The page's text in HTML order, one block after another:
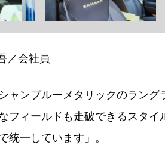
／会社員
ャンブルーメタリックのラン
フィールドも走破できるスタ
統一しています」。